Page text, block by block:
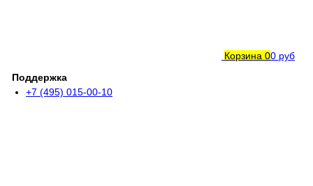
Корзина 00 руб
Поддержка
+7 (495) 015-00-10